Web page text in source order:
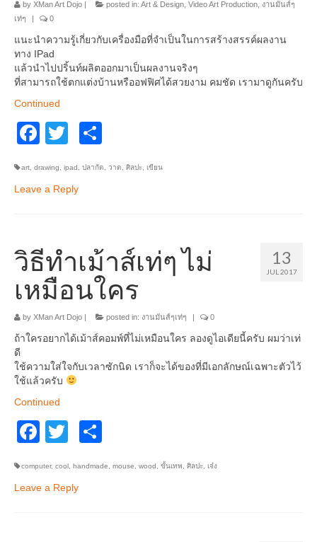
by XMan Art Dojo | posted in: Art & Design Video Art Production งานมันส์ๆ
เท่ๆ
| 0
แนะนำความรู้เกี่ยวกับเครื่องมือที่จำเป็นในการสร้างสรรค์ผลงาน
ทาง IPad
แล้วนำไปปริ้นท์ผลิตออกมาเป็นผลงานจริงๆ
ที่สามารถใช้ตกแต่งบ้านหรืออฟฟิศได้สวยงาม คมชัด เรามาดูกันครับ
Continued
Facebook
Twitter
art drawing ipad ปลากัด วาด ศิลปะ เขียน
Leave a Reply
13
JUL 2017
วิธีทำเม้าส์เท่ๆ ไม่
เหมือนใคร
by XMan Art Dojo | posted in: งานมันส์ๆเท่ๆ | 0
ถ้าใครอยากได้เม้าส์คอมพ์ที่ไม่เหมือนใคร ลองดูไอเดียนี้ครับ ผมว่าเท่
ดี
ใช้ความใส่ใจกับเวลาซักนิด เราก็จะได้ของที่มีเอกลักษณ์เฉพาะตัวไว้
ใช้แล้วครับ
Continued
Facebook
Twitter
computer, cool handmade mouse wood ขั้นเทพ ศิลปะ เจ๋ง
Leave a Reply